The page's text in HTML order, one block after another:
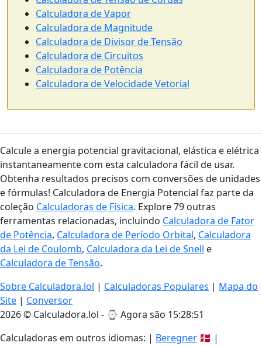
Calculadora de Vapor
Calculadora de Magnitude
Calculadora de Divisor de Tensão
Calculadora de Circuitos
Calculadora de Potência
Calculadora de Velocidade Vetorial
Calcule a energia potencial gravitacional, elástica e elétrica
instantaneamente com esta calculadora fácil de usar.
Obtenha resultados precisos com conversões de unidades
e fórmulas! Calculadora de Energia Potencial faz parte da
coleção Calculadoras de Física. Explore 79 outras
ferramentas relacionadas, incluindo Calculadora de Fator
de Potência, Calculadora de Período Orbital, Calculadora
da Lei de Coulomb, Calculadora da Lei de Snell e
Calculadora de Tensão.
Sobre Calculadora.lol | Calculadoras Populares | Mapa do
Site | Conversor
2026 © Calculadora.lol - ⌚ Agora são 15:28:51
Calculadoras em outros idiomas: | Beregner 🇩🇰 |